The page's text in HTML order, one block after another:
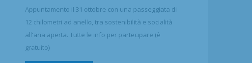
Appuntamento il 31 ottobre con una passeggiata di
12 chilometri ad anello, tra sostenibilità e socialità
all'aria aperta. Tutte le info per partecipare (è
gratuito)